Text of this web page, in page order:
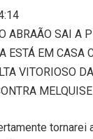
ABRAÃO SAI A
ESTÁ EM CASA
VITORIOSO
tornarei